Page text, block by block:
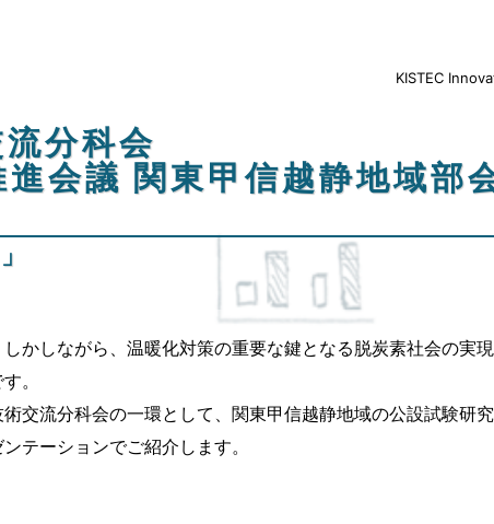
KISTEC
分科会
進会議 関東甲信越静地域部
向けた取組」
かしながら、温暖化対策の重要な鍵となる脱炭素社会の実
。
交流分科会の一環として、関東甲信越静地域の公設試験研
テーションでご紹介します。